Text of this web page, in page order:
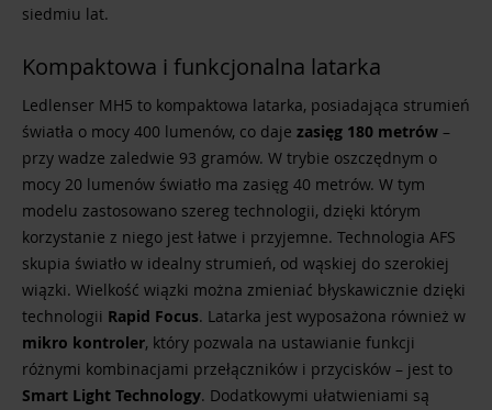
siedmiu lat.
Kompaktowa i funkcjonalna latarka
Ledlenser MH5 to kompaktowa latarka, posiadająca strumień
światła o mocy 400 lumenów, co daje zasięg 180 metrów –
przy wadze zaledwie 93 gramów. W trybie oszczędnym o
mocy 20 lumenów światło ma zasięg 40 metrów. W tym
modelu zastosowano szereg technologii, dzięki którym
korzystanie z niego jest łatwe i przyjemne. Technologia AFS
skupia światło w idealny strumień, od wąskiej do szerokiej
wiązki. Wielkość wiązki można zmieniać błyskawicznie dzięki
technologii Rapid Focus. Latarka jest wyposażona również w
mikro kontroler, który pozwala na ustawianie funkcji
różnymi kombinacjami przełączników i przycisków – jest to
Smart Light Technology. Dodatkowymi ułatwieniami są